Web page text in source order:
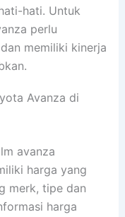
hati. Untuk
perlu
memiliki kinerja
Avanza di
avanza
harga yang
merk, tipe dan
harga